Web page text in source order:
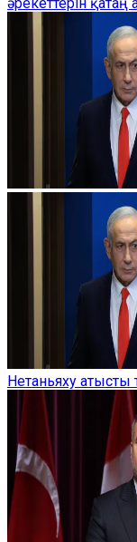
Нетаньяху атысты